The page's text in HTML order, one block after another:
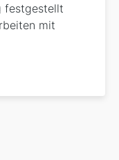
festgestellt
mit